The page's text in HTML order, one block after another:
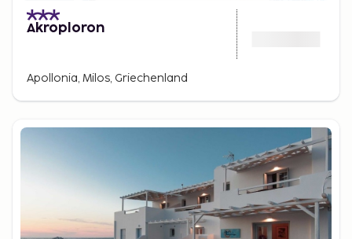
Akroploron
Apollonia, Milos, Griechenland